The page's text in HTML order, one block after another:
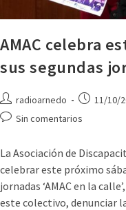
AMAC celebra
sus segundas
radioarnedo 11/10/
Sin comentarios
La Asociación de
celebrar este próximo
jornadas ‘AMAC en la
este colectivo, denunciar